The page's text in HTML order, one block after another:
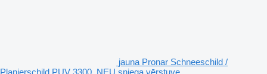
jauna Pronar Schneeschild /
Planierschild PUV 3300, NEU sniega vērstuve